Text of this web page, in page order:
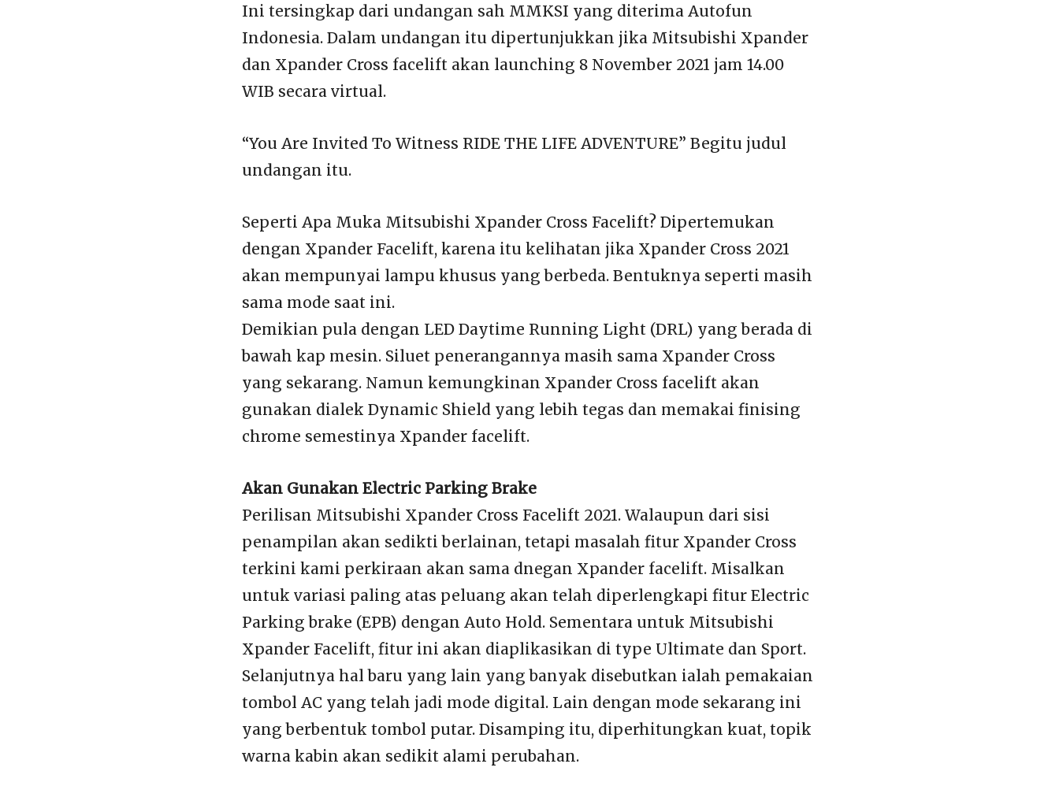
Ini tersingkap dari undangan sah MMKSI yang diterima Autofun
Indonesia. Dalam undangan itu dipertunjukkan jika Mitsubishi Xpander
dan Xpander Cross facelift akan launching 8 November 2021 jam 14.00
WIB secara virtual.
“You Are Invited To Witness RIDE THE LIFE ADVENTURE” Begitu judul
undangan itu.
Seperti Apa Muka Mitsubishi Xpander Cross Facelift? Dipertemukan
dengan Xpander Facelift, karena itu kelihatan jika Xpander Cross 2021
akan mempunyai lampu khusus yang berbeda. Bentuknya seperti masih
sama mode saat ini.
Demikian pula dengan LED Daytime Running Light (DRL) yang berada di
bawah kap mesin. Siluet penerangannya masih sama Xpander Cross
yang sekarang. Namun kemungkinan Xpander Cross facelift akan
gunakan dialek Dynamic Shield yang lebih tegas dan memakai finising
chrome semestinya Xpander facelift.
Akan Gunakan Electric Parking Brake
Perilisan Mitsubishi Xpander Cross Facelift 2021. Walaupun dari sisi
penampilan akan sedikti berlainan, tetapi masalah fitur Xpander Cross
terkini kami perkiraan akan sama dnegan Xpander facelift. Misalkan
untuk variasi paling atas peluang akan telah diperlengkapi fitur Electric
Parking brake (EPB) dengan Auto Hold. Sementara untuk Mitsubishi
Xpander Facelift, fitur ini akan diaplikasikan di type Ultimate dan Sport.
Selanjutnya hal baru yang lain yang banyak disebutkan ialah pemakaian
tombol AC yang telah jadi mode digital. Lain dengan mode sekarang ini
yang berbentuk tombol putar. Disamping itu, diperhitungkan kuat, topik
warna kabin akan sedikit alami perubahan.